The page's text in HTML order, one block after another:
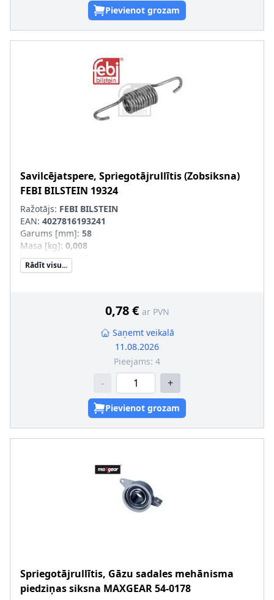
Pievienot grozam
Savilcējatspere, Spriegotājrullītis (Zobsiksna)
FEBI BILSTEIN 19324
Ražotājs: FEBI BILSTEIN
EAN: 4027816193241
Garums [mm]: 58
Masa [kg]: 0,008
Vijumu skaits
Stieples diametrs [mm]
Rādīt visu...
0,78 € ar PVN
Saņemt veikalā
11.08.2026
Pieejams: 4
- +
Pievienot grozam
Spriegotājrullītis, Gāzu sadales mehānisma
piedziņas siksna MAXGEAR54-0178